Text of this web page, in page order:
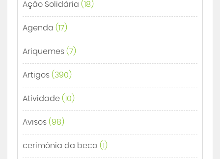
Ação Solidária (18)
Agenda (17)
Ariquemes (7)
Artigos (390)
Atividade (10)
Avisos (98)
cerimônia da beca (1)